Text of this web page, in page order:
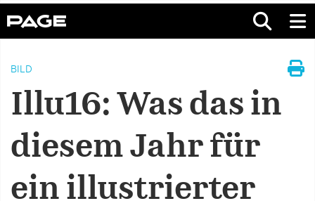
BILD
Illu16: Was das in
diesem Jahr für
ein illustrierter